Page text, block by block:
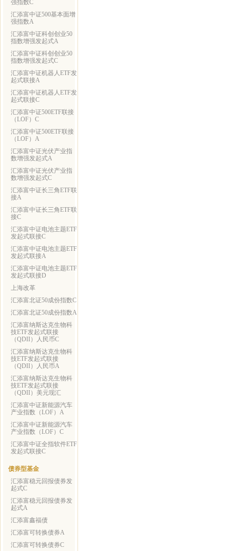
强指数C
汇添富中证500基本面增
强指数A
汇添富中证科创创业50
指数增强发起式A
汇添富中证科创创业50
指数增强发起式C
汇添富中证机器人ETF发
起式联接A
汇添富中证机器人ETF发
起式联接C
汇添富中证500ETF联接
（LOF）C
汇添富中证500ETF联接
（LOF）A
汇添富中证光伏产业指
数增强发起式A
汇添富中证光伏产业指
数增强发起式C
汇添富中证长三角ETF联
接A
汇添富中证长三角ETF联
接C
汇添富中证电池主题ETF
发起式联接C
汇添富中证电池主题ETF
发起式联接A
汇添富中证电池主题ETF
发起式联接D
上海改革
汇添富北证50成份指数C
汇添富北证50成份指数A
汇添富纳斯达克生物科
技ETF发起式联接
（QDII）人民币C
汇添富纳斯达克生物科
技ETF发起式联接
（QDII）人民币A
汇添富纳斯达克生物科
技ETF发起式联接
（QDII）美元现汇
汇添富中证新能源汽车
产业指数（LOF）A
汇添富中证新能源汽车
产业指数（LOF）C
汇添富中证全指软件ETF
发起式联接C
债券型基金
汇添富稳元回报债券发
起式C
汇添富稳元回报债券发
起式A
汇添富鑫福债
汇添富可转换债券A
汇添富可转换债券C